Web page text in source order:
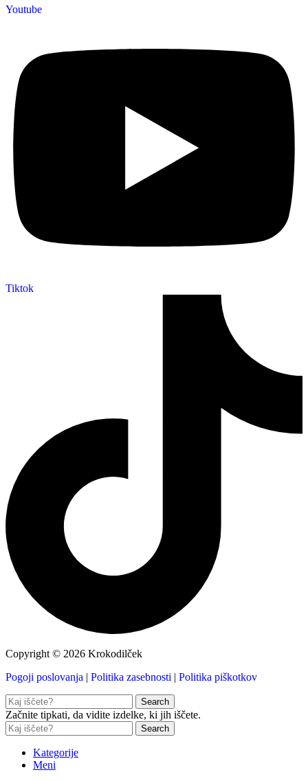
Youtube
Tiktok
Copyright © 2026 Krokodilček
Pogoji poslovanja | Politika zasebnosti | Politika piškotkov
Search
Začnite tipkati, da vidite izdelke, ki jih iščete.
Search
Kategorije
Meni